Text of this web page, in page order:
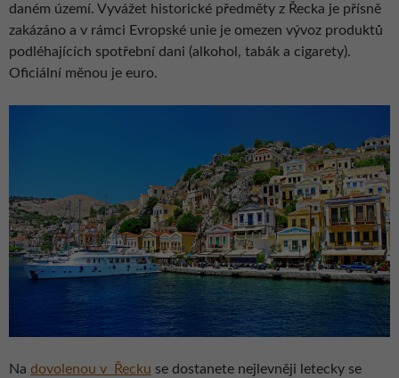
daném území. Vyvážet historické předměty z Řecka je přísně
zakázáno a v rámci Evropské unie je omezen vývoz produktů
podléhajících spotřební dani (alkohol, tabák a cigarety).
Oficiální měnou je euro.
Na dovolenou v Řecku se dostanete nejlevněji letecky se